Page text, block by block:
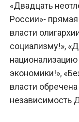
«Двадцать
России»-
власти
социализму!»,
национализацию
экономики!»,
власти
независимость